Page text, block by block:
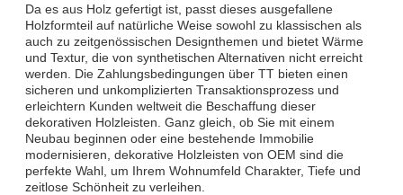
Da es aus Holz gefertigt ist, passt dieses ausgefallene
Holzformteil auf natürliche Weise sowohl zu klassischen als
auch zu zeitgenössischen Designthemen und bietet Wärme
und Textur, die von synthetischen Alternativen nicht erreicht
werden. Die Zahlungsbedingungen über TT bieten einen
sicheren und unkomplizierten Transaktionsprozess und
erleichtern Kunden weltweit die Beschaffung dieser
dekorativen Holzleisten. Ganz gleich, ob Sie mit einem
Neubau beginnen oder eine bestehende Immobilie
modernisieren, dekorative Holzleisten von OEM sind die
perfekte Wahl, um Ihrem Wohnumfeld Charakter, Tiefe und
zeitlose Schönheit zu verleihen.